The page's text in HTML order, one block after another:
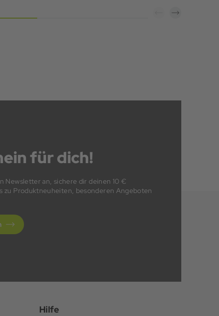
für dich!
Newsletter an, sichere dir deinen 10 €
zu Produktneuheiten, besonderen Angeboten
Hilfe